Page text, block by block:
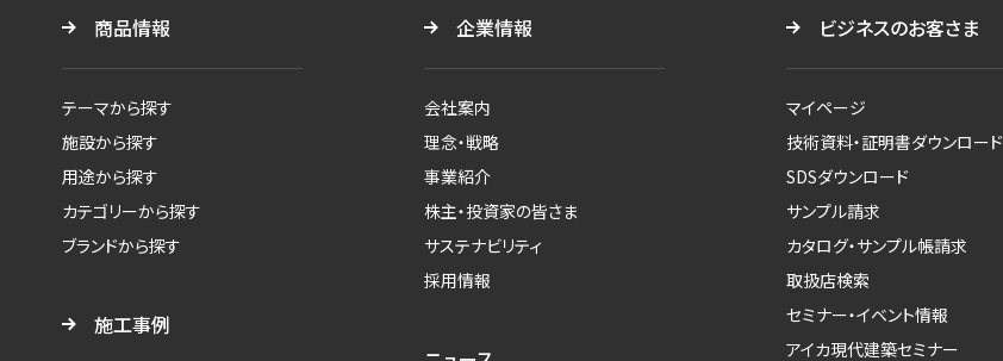
商品情報
テーマから探す
施設から探す
用途から探す
カテゴリーから探す
ブランドから探す
施工事例
企業情報
会社案内
理念・戦略
事業紹介
株主・投資家の皆さま
サステナビリティ
採用情報
ビジネスのお客さま
マイページ
技術資料・証明書ダウンロード
SDSダウンロード
サンプル請求
カタログ・サンプル帳請求
取扱店検索
セミナー・イベント情報
アイカ現代建築セミナー